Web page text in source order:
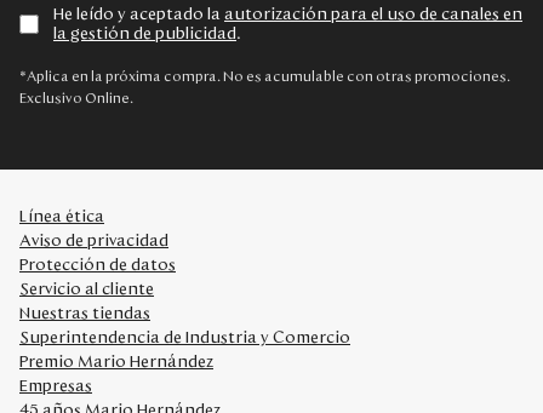
He leído y aceptado la autorización para el uso de canales en
la gestión de publicidad .
*Aplica en la próxima compra. No es acumulable con otras promociones.
Exclusivo Online.
Línea ética
Aviso de privacidad
Protección de datos
Servicio al cliente
Nuestras tiendas
Superintendencia de Industria y Comercio
Premio Mario Hernández
Empresas